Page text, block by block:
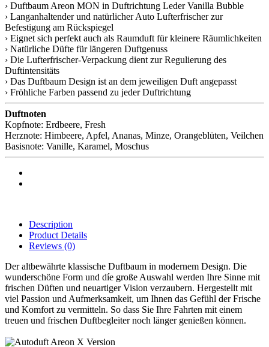
› Duftbaum Areon MON in Duftrichtung Leder Vanilla Bubble
› Langanhaltender und natürlicher Auto Lufterfrischer zur
Befestigung am Rückspiegel
› Eignet sich perfekt auch als Raumduft für kleinere Räumlichkeiten
› Natürliche Düfte für längeren Duftgenuss
› Die Lufterfrischer-Verpackung dient zur Regulierung des
Duftintensitäts
› Das Duftbaum Design ist an dem jeweiligen Duft angepasst
› Fröhliche Farben passend zu jeder Duftrichtung
Duftnoten
Kopfnote: Erdbeere, Fresh
Herznote: Himbeere, Apfel, Ananas, Minze, Orangeblüten, Veilchen
Basisnote: Vanille, Karamel, Moschus
Description
Product Details
Reviews (0)
Der altbewährte klassische Duftbaum in modernem Design. Die
wunderschöne Form und díe große Auswahl werden Ihre Sinne mit
frischen Düften und neuartiger Vision verzaubern. Hergestellt mit
viel Passion und Aufmerksamkeit, um Ihnen das Gefühl der Frische
und Komfort zu vermitteln. So dass Sie Ihre Fahrten mit einem
treuen und frischen Duftbegleiter noch länger genießen können.